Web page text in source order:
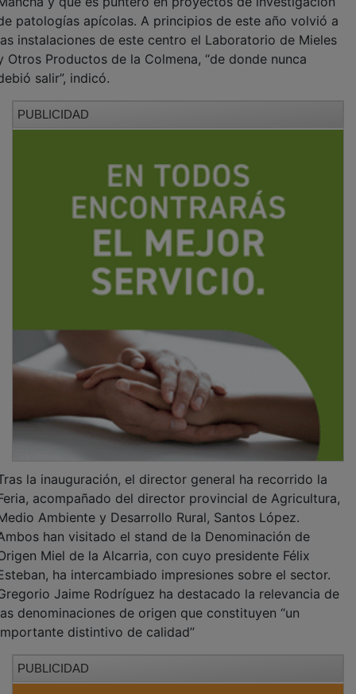
patologías apícolas. A principios de este año volvió a
instalaciones de este centro el Laboratorio de Mieles
Otros Productos de la Colmena, “de donde nunca
salir”, indicó.
acompañado del director provincial de Agricultura,
Ambiente y Desarrollo Rural, Santos López.
han visitado el stand de la Denominación de
Miel de la Alcarria, con cuyo presidente Félix
ha intercambiado impresiones sobre el sector.
Jaime Rodríguez ha destacado la relevancia de
denominaciones de origen que constituyen “un
distintivo de calidad”